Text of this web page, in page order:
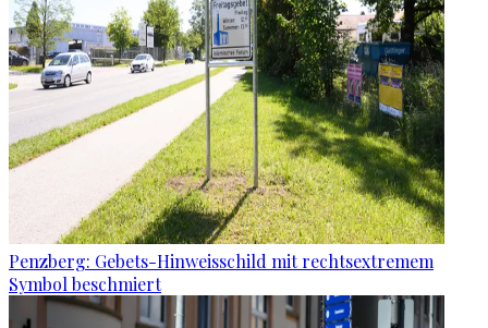
Penzberg: Gebets-Hinweisschild mit rechtsextremem
Symbol beschmiert